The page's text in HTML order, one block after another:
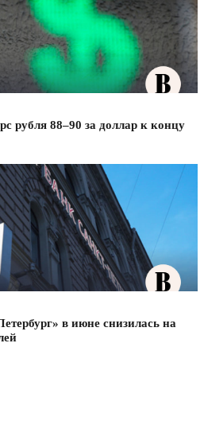
рубля 88–90 за доллар к концу
в июне снизилась на